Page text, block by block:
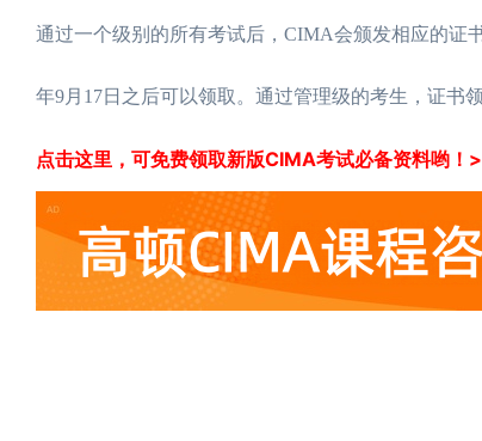
通过一个级别的所有考试后，CIMA会颁发相应的证
年9月17日之后可以领取。通过管理级的考生，证书
点击这里，可免费领取新版CIMA考试必备资料哟！